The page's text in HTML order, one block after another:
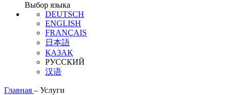
Выбор языка
DEUTSCH
ENGLISH
FRANÇAIS
日本語
ҚАЗАҚ
РУССКИЙ
汉语
Главная – Услуги